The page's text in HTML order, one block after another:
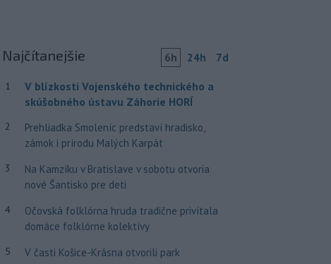
Najčítanejšie 6h 24h 7d
1
V blízkosti Vojenského technického a
skúšobného ústavu Záhorie HORÍ
2
Prehliadka Smoleníc predstaví hradisko,
zámok i prírodu Malých Karpát
3
Na Kamzíku v Bratislave v sobotu otvoria
nové Šantisko pre deti
4
Očovská folklórna hruda tradične privítala
domáce folklórne kolektívy
5
V časti Košice-Krásna otvorili park